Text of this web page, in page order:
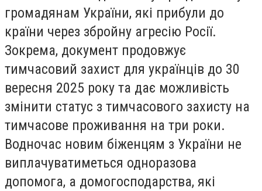
громадянам України, які прибули до
країни через збройну агресію Росії.
Зокрема, документ продовжує
тимчасовий захист для українців до 30
вересня 2025 року та дає можливість
змінити статус з тимчасового захисту на
тимчасове проживання на три роки.
Водночас новим біженцям з України не
виплачуватиметься одноразова
допомога, а домогосподарства, які